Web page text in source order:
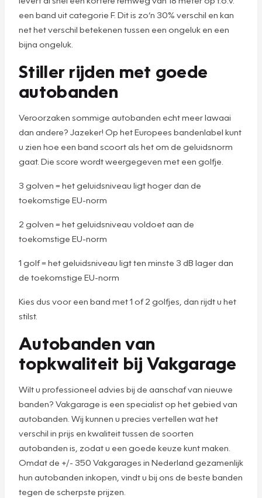
een band uit categorie F. Dit is zo’n 30% verschil en kan
net het verschil betekenen tussen een ongeluk en een
bijna ongeluk.
Stiller rijden met goede
autobanden
Veroorzaken sommige autobanden echt meer lawaai
dan andere? Jazeker! Op het Europees bandenlabel kunt
u zien hoe een band scoort als het om de geluidsnorm
gaat. Die score wordt weergegeven met een golfje.
3 golven = het geluidsniveau ligt hoger dan de
toekomstige EU-norm
2 golven = het geluidsniveau voldoet aan de
toekomstige EU-norm
1 golf = het geluidsniveau ligt ten minste 3 dB lager dan
de toekomstige EU-norm
Kies dus voor een band met 1 of 2 golfjes, dan rijdt u het
stilst.
Autobanden van
topkwaliteit bij Vakgarage
Wilt u professioneel advies bij de aanschaf van nieuwe
banden? Vakgarage is een specialist op het gebied van
autobanden. Wij kunnen u precies vertellen wat het
verschil in prijs en kwaliteit tussen de soorten
autobanden is, zodat u een goede keuze kunt maken.
Omdat de +/- 350 Vakgarages in Nederland gezamenlijk
hun autobanden inkopen, vindt u bij ons de beste banden
tegen de scherpste prijzen.